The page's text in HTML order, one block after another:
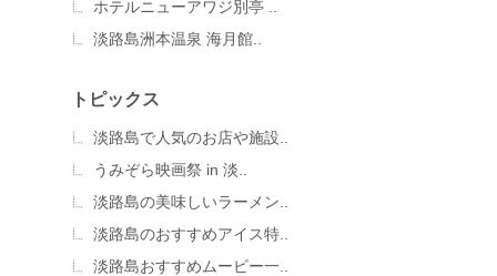
ホテルニューアワジ別亭 ..
淡路島洲本温泉 海月館..
トピックス
淡路島で人気のお店や施設..
うみぞら映画祭 in 淡..
淡路島の美味しいラーメン..
淡路島のおすすめアイス特..
淡路島おすすめムービー一..